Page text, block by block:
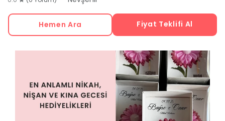
Hemen Ara Fiyat Teklifi Al